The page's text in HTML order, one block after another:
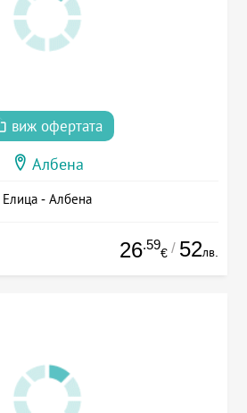
виж офертата
Албена
Елица - Албена
26.59
€ / 52лв.